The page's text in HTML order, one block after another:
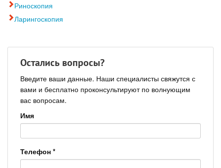
Риноскопия
Ларингоскопия
Остались вопросы?
Введите ваши данные. Наши специалисты свяжутся с
вами и бесплатно проконсультируют по волнующим
вас вопросам.
Имя
Телефон *